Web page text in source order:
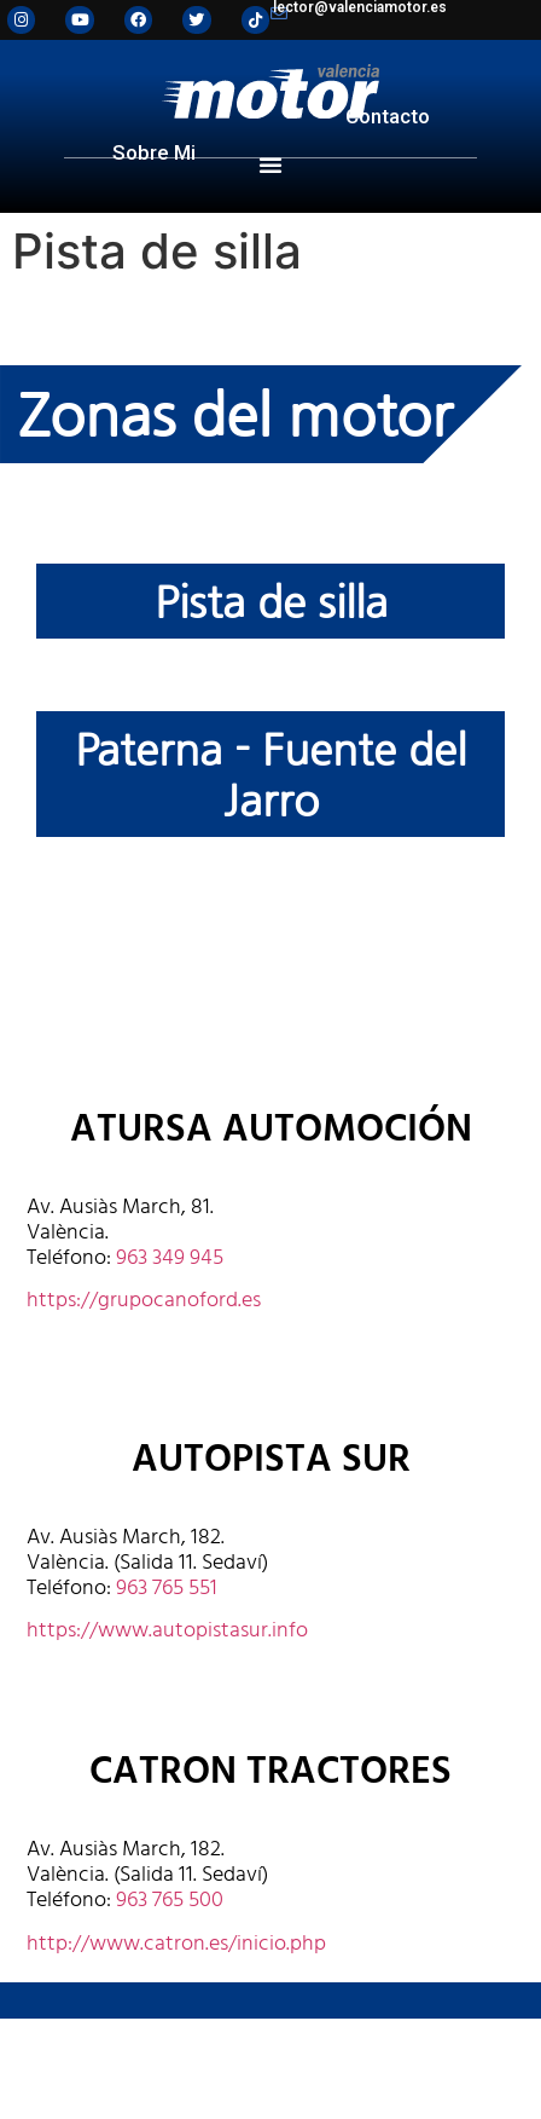
lector@valenciamotor.es
Sobre Mi
Contacto
Pista de silla
Zonas del motor
Pista de silla
Paterna - Fuente del
Jarro
ATURSA AUTOMOCIÓN
Av. Ausiàs March, 81.
València.
Teléfono:963 349 945
https://grupocanoford.es
AUTOPISTA SUR
Av. Ausiàs March, 182.
València. (Salida 11. Sedaví)
Teléfono:963 765 551
https://www.autopistasur.info
CATRON TRACTORES
Av. Ausiàs March, 182.
València. (Salida 11. Sedaví)
Teléfono:963 765 500
http://www.catron.es/inicio.php